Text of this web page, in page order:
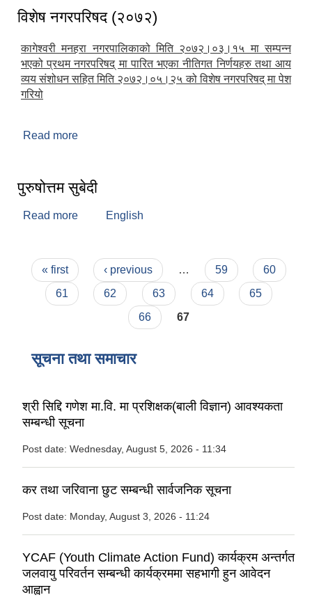
विशेष नगरपरिषद (२०७२)
कागेश्वरी मनहरा नगरपालिकाको मिति २०७२।०३।१५ मा सम्पन्न
भएको प्रथम नगरपरिषद् मा पारित भएका नीतिगत निर्णयहरु तथा आय
व्यय संशोधन सहित मिति २०७२।०५।२५ को विशेष नगरपरिषद् मा पेश
गरियो
Read more
पुरुषोत्तम सुबेदी
Read more about पुरुषोत्तम सुबेदी
English
Pages
« first ‹ previous … 59
60
61
62 63 64
65
66
67
सूचना तथा समाचार
श्री सिद्दि गणेश मा.वि. मा प्रशिक्षक(बाली विज्ञान) आवश्यकता
सम्बन्धी सूचना
Post date: Wednesday, August 5, 2026 - 11:34
कर तथा जरिवाना छुट सम्बन्धी सार्वजनिक सूचना
Post date: Monday, August 3, 2026 - 11:24
YCAF (Youth Climate Action Fund) कार्यक्रम अन्तर्गत
जलवायु परिवर्तन सम्बन्धी कार्यक्रममा सहभागी हुन आवेदन
आह्वान